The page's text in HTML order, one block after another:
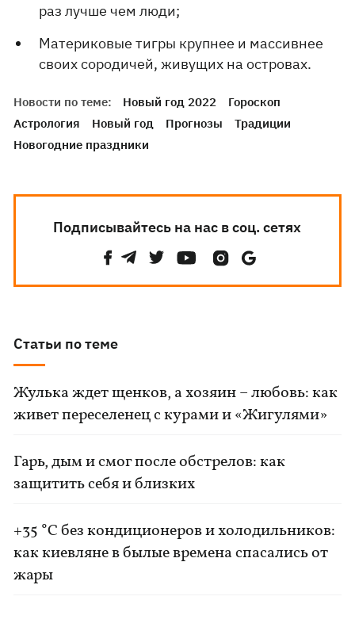
раз лучше чем люди;
Материковые тигры крупнее и массивнее
своих сородичей, живущих на островах.
Новости по теме: Новый год 2022
Гороскоп
Астрология
Новый год Прогнозы
Традиции
Новогодние праздники
Подписывайтесь на нас в соц. сетях
Статьи по теме
Жулька ждет щенков, а хозяин – любовь: как
живет переселенец с курами и «Жигулями»
Гарь, дым и смог после обстрелов: как
защитить себя и близких
+35 °C без кондиционеров и холодильников:
как киевляне в былые времена спасались от
жары